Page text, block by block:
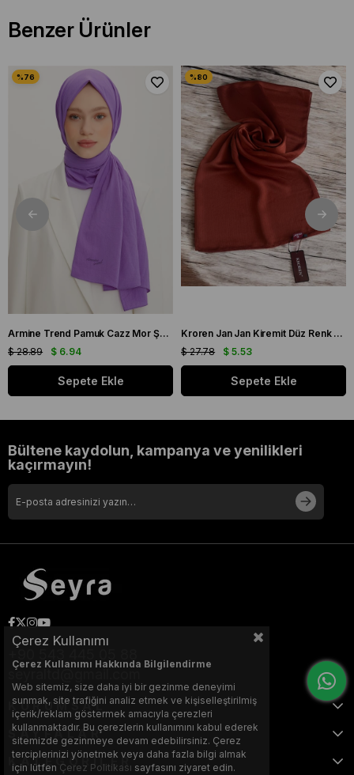
Benzer Ürünler
Armine Trend Pamuk Cazz Mor Şal 21210
$ 6.94
$ 28.89
Sepete Ekle
Kroren Jan Jan Kiremit Düz Renk Şal 7301-85
$ 5.53
$ 27.78
Sepete Ekle
Bültene kaydolun, kampanya ve yenilikleri
kaçırmayın!
seyraltd@gmail.com
KURUMSAL
SAYFALAR
KATEGORİLER
Çerez Kullanımı
Çerez Kullanımı Hakkında Bilgilendirme
Web sitemiz, size daha iyi bir gezinme deneyimi
sunmak, site trafiğini analiz etmek ve kişiselleştirilmiş
içerik/reklam göstermek amacıyla çerezleri
kullanmaktadır. Bu çerezlerin kullanımını kabul ederek
sitemizde gezinmeye devam edebilirsiniz. Çerez
terciplerinizi yönetmek veya daha fazla bilgi almak
için lütfen Çerez Politikası sayfasını ziyaret edin.